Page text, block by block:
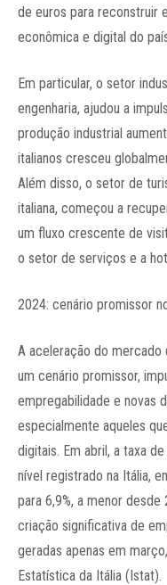
de euros para reconstruir
econômica e digital do
Em particular, o setor
engenharia, ajudou a
produção industrial
italianos cresceu
Além disso, o setor de
italiana, começou a
um fluxo crescente de
o setor de serviços e a
2024: cenário promissor
A aceleração do mercado
um cenário promissor,
empregabilidade e novas
especialmente aqueles
digitais. Em abril, a taxa
nível registrado na Itália,
para 6,9%, a menor
criação significativa de
geradas apenas em
Estatística da Itália (Istat).